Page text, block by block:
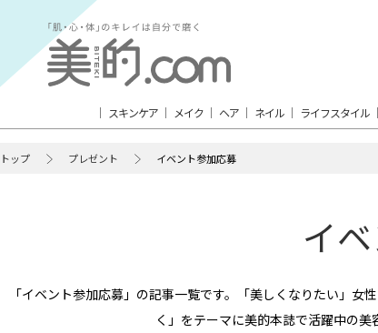
スキンケア メイク ヘア ネイル ライフスタイル
トップ プレゼント イベント参加応募
イ
「イベント参加応募」の記事一覧です。「美しくなりたい」
く」をテーマに美的本誌で活躍中の美